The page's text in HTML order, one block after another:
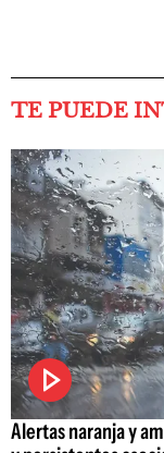
TE PUEDE
Alertas naranja y